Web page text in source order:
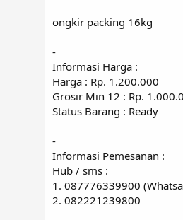
ongkir packing 16kg
-
Informasi Harga :
Harga : Rp. 1.200.000
Grosir Min 12 : Rp.
Status Barang : Ready
-
Informasi Pemesanan :
Hub / sms :
1. 087776339900
2. 082221239800